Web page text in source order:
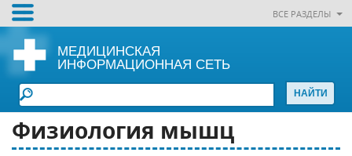
ВСЕ РАЗДЕЛЫ
МЕДИЦИНСКАЯ
ИНФОРМАЦИОННАЯ СЕТЬ
Физиология мышц